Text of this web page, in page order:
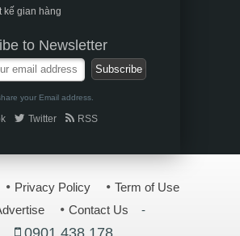
kế gian hàng
to Newsletter
your Email address.
Twitter RSS
Privacy Policy
Term of Use
Contact Us -
0901.438.178